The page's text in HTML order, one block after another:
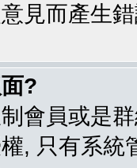
見而產生
?
會員或是
, 只有系